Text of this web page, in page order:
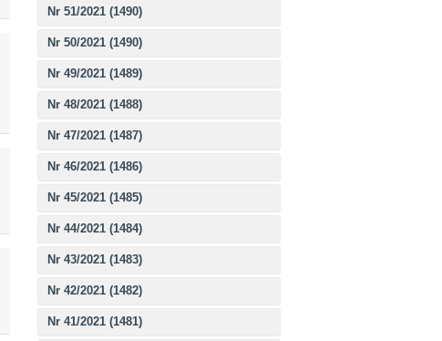
Nr 51/2021 (1490)
Nr 50/2021 (1490)
Nr 49/2021 (1489)
Nr 48/2021 (1488)
Nr 47/2021 (1487)
Nr 46/2021 (1486)
Nr 45/2021 (1485)
Nr 44/2021 (1484)
Nr 43/2021 (1483)
Nr 42/2021 (1482)
Nr 41/2021 (1481)